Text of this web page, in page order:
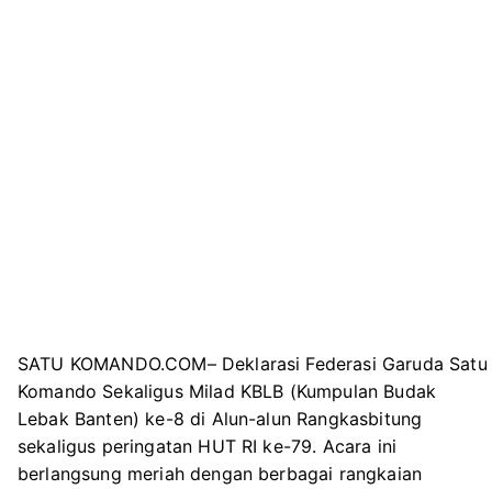
SATU KOMANDO.COM– Deklarasi Federasi Garuda Satu
Komando Sekaligus Milad KBLB (Kumpulan Budak
Lebak Banten) ke-8 di Alun-alun Rangkasbitung
sekaligus peringatan HUT RI ke-79. Acara ini
berlangsung meriah dengan berbagai rangkaian